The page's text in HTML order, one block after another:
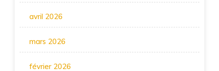
avril 2026
mars 2026
février 2026